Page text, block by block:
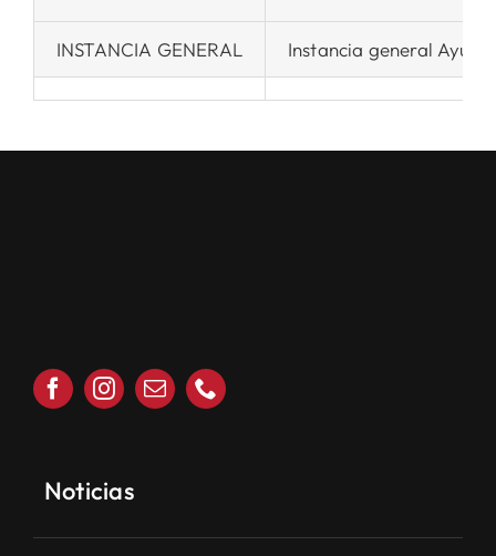
INSTANCIA GENERAL Instancia general
Noticias